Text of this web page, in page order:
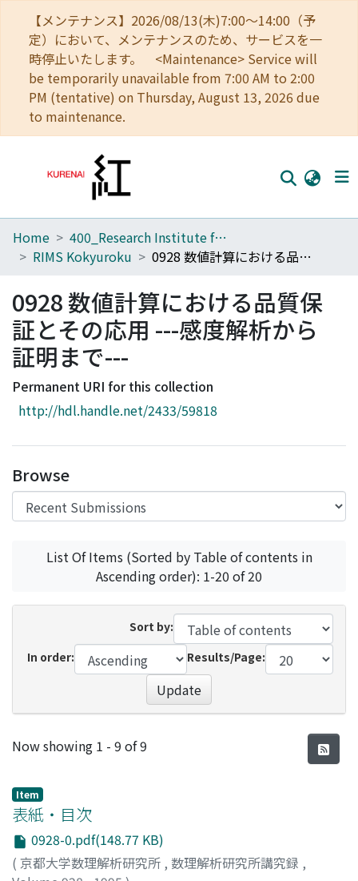
【メンテナンス】2026/08/13(木)7:00～14:00（予
定）において、メンテナンスのため、サービスを一
時停止いたします。 <Maintenance> Service will
be temporarily unavailable from 7:00 AM to 2:00
PM (tentative) on Thursday, August 13, 2026 due
to maintenance.
Home
Browse
Download Ranking
Access Statistics
Library Network
Home
400_Research Institute for Mathematical Sciences
RIMS Kokyuroku
0928 数値計算における品質保証とその応用 ---感度解析から証明まで---
0928 数値計算における品質保
証とその応用 ---感度解析から
証明まで---
Permanent URI for this collection
http://hdl.handle.net/2433/59818
Browse
List Of Items (Sorted by Table of contents in
Ascending order): 1-20 of 20
Sort by:
In order:
Results/Page:
Update
Recent Submissions
Now showing 1 - 9 of 9
Item
表紙・目次
0928-0.pdf(148.77 KB)
( 京都大学数理解析研究所 , 数理解析研究所講究録 ,